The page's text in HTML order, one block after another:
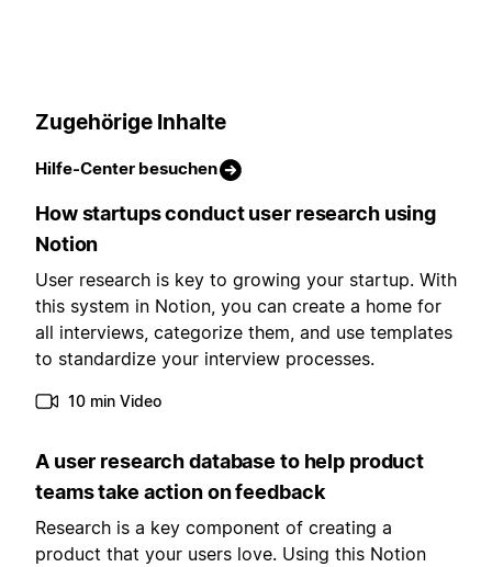
Zugehörige Inhalte
Hilfe-Center besuchen
How startups conduct user research using
Notion
User research is key to growing your startup. With
this system in Notion, you can create a home for
all interviews, categorize them, and use templates
to standardize your interview processes.
10 min Video
A user research database to help product
teams take action on feedback
Research is a key component of creating a
product that your users love. Using this Notion